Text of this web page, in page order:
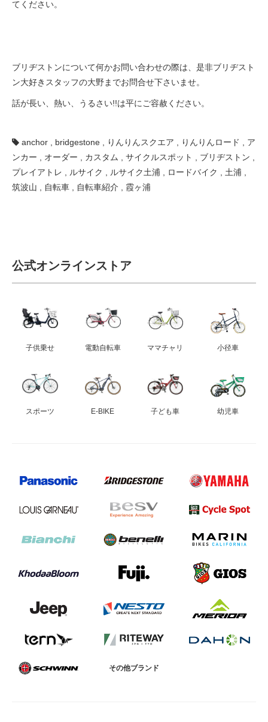
てください。
ブリヂストンについて何かお問い合わせの際は、是非ブリヂスト
ン大好きスタッフの大野までお問合せ下さいませ。
話が長い、熱い、うるさい!!は平にご容赦ください。
anchor bridgestone りんりんスクエア りんりんロード
ア
ンカー
オーダー カスタム サイクルスポット ブリヂストン
プレイアトレ
ルサイク ルサイク土浦 ロードバイク 土浦
筑波山
自転車 自転車紹介 霞ヶ浦
公式オンラインストア
子供乗せ 電動自転車 ママチャリ 小径車
スポーツ E-BIKE 子ども車 幼児車
その他ブランド